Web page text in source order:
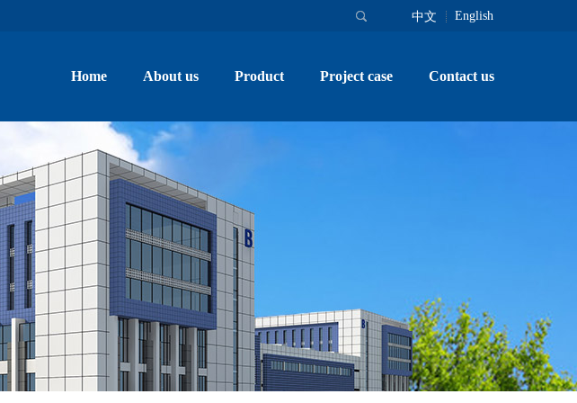
中文 English
Home About us Product Project case Contact us